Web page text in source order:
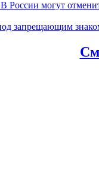
В России могут